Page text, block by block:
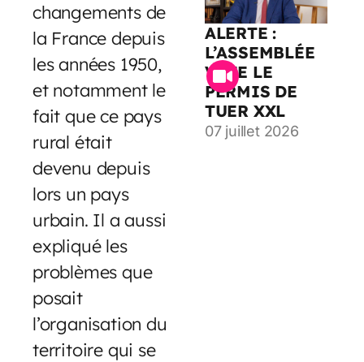
changements de
la France depuis
les années 1950,
et notamment le
fait que ce pays
rural était
devenu depuis
lors un pays
urbain. Il a aussi
expliqué les
problèmes que
posait
l’organisation du
territoire qui se
ALERTE :
L’ASSEMBLÉE
VOTE LE
PERMIS DE
TUER XXL
07 juillet 2026